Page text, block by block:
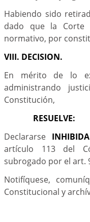
Habiendo sido
dado que la Corte
normativo, por
VIII. DECISION.
En mérito de lo
administrando
Constitución,
RESUELVE:
Declararse INHIBIDA
artículo 113 del
subrogado por el art.
Notifíquese,
Constitucional y